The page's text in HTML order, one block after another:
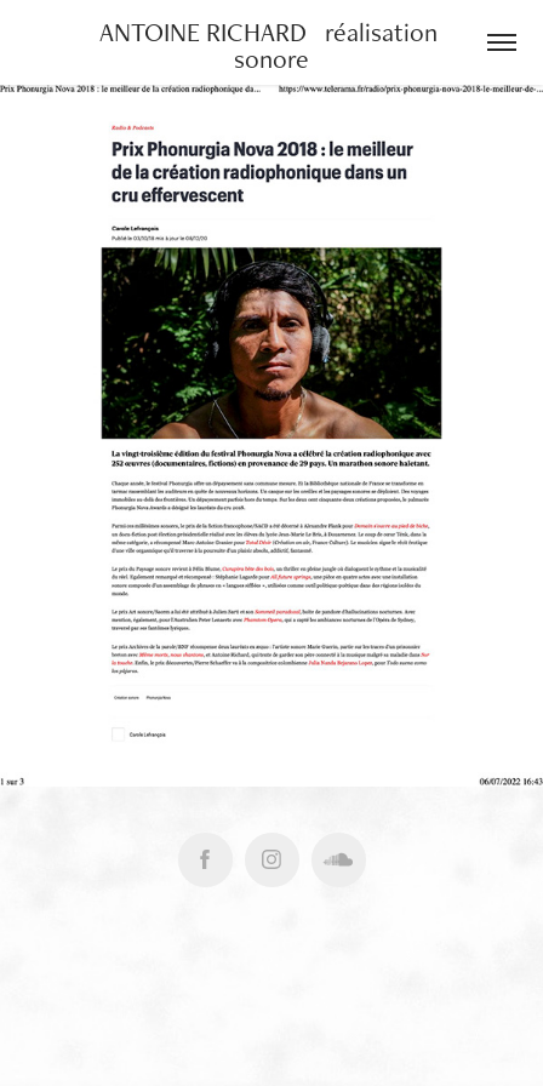
ANTOINE RICHARD   réalisation
sonore